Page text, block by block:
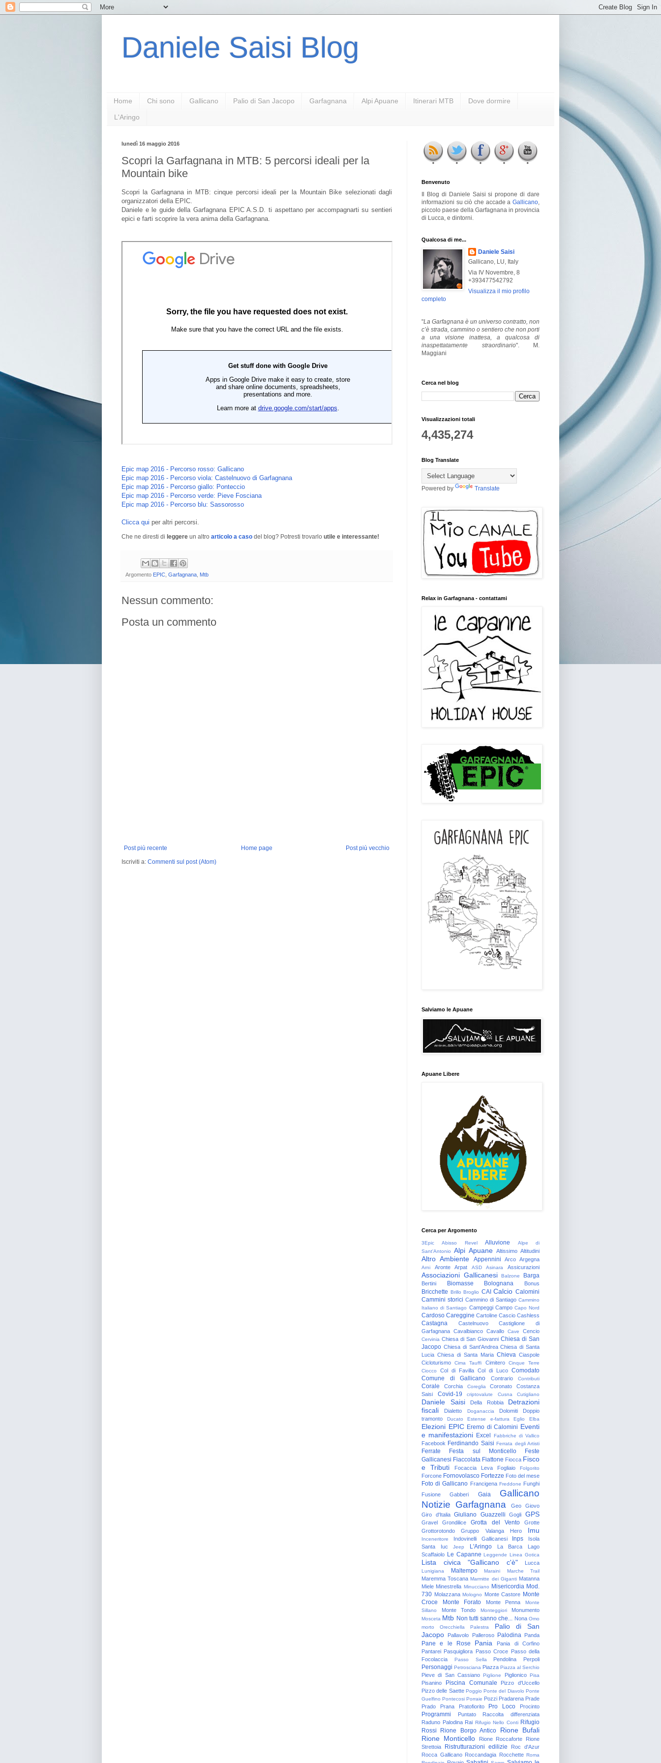
Daniele Saisi Blog
Home Chi sono Gallicano Palio di San Jacopo Garfagnana Alpi Apuane Itinerari MTB Dove dormire
L'Aringo
lunedì 16 maggio 2016
Scopri la Garfagnana in MTB: 5 percorsi ideali per la
Mountain bike
Scopri la Garfagnana in MTB: cinque percorsi ideali per la Mountain Bike selezionati dagli
organizzatori della EPIC.
Daniele e le guide della Garfagnana EPIC A.S.D. ti aspettano per accompagnarti su sentieri
epici e farti scoprire la vera anima della Garfagnana.
Epic map 2016 - Percorso rosso: Gallicano
Epic map 2016 - Percorso viola: Castelnuovo di Garfagnana
Epic map 2016 - Percorso giallo: Ponteccio
Epic map 2016 - Percorso verde: Pieve Fosciana
Epic map 2016 - Percorso blu: Sassorosso
Clicca qui per altri percorsi.
Che ne diresti di leggere un altro articolo a caso del blog? Potresti trovarlo utile e interessante!
Argomento EPIC Garfagnana Mtb
Nessun commento:
Posta un commento
Post più recente Post più vecchio
Home page
Iscriviti a: Commenti sul post (Atom)
Benvenuto
Il Blog di Daniele Saisi si propone di dare
informazioni su ciò che accade a Gallicano
piccolo paese della Garfagnana in provincia
di Lucca, e dintorni.
Qualcosa di me...
Daniele Saisi
Gallicano, LU, Italy
Via IV Novembre, 8
+393477542792
Visualizza il mio profilo
completo
"La Garfagnana è un universo contratto, non
c’è strada, cammino o sentiero che non porti
a una visione inattesa, a qualcosa di
inaspettatamente straordinario". M.
Maggiani
Cerca nel blog
Visualizzazioni totali
4,435,274
Blog Translate
Powered by Translate
Relax in Garfagnana - contattami
Salviamo le Apuane
Apuane Libere
Cerca per Argomento
3Epic Abisso Revel Alluvione
Alpe di
Sant'Antonio
Alpi Apuane Altissimo Altitudini
Altro Ambiente Appennini Arco Argegna
Arni Aronte Arpat ASD Asinara Assicurazioni
Associazioni Gallicanesi Balzone Barga
Bertini Biomasse Bolognana Bonus
Bricchette Brillo Broglio CAI Calcio Calomini
Cammini storici Cammino di Santiago Cammino
Italiano di Santiago Campeggi Campo Capo Nord
Cardoso Careggine Cartoline Cascio Cashless
Castagna Castelnuovo
Castiglione di
Garfagnana Cavalbianco Cavallo Cave Cencio
Cervinia Chiesa di San Giovanni Chiesa di San
Jacopo Chiesa di Sant'Andrea Chiesa di Santa
Lucia Chiesa di Santa Maria Chieva Ciaspole
Cicloturismo
Cima Tauffi Cimitero
Cinque Terre
Ciocco
Col di Favilla Col di Luco Comodato
Comune di Gallicano
Contrario Contributi
Corale Corchia Coreglia Coronato
Costanza
Saisi
Covid-19 criptovalute Cusna Cutigliano
Daniele Saisi Della Robbia
Detrazioni
fiscali
Dialetto Doganaccia Dolomiti
Doppio
tramonto
Ducato Estense e-fattura Eglio Elba
Elezioni EPIC Eremo di Calomini Eventi
e manifestazioni Excel Fabbriche di Vallico
Facebook Ferdinando Saisi Ferrata degli Artisti
Ferrate Festa sul Monticello
Feste
Gallicanesi Fiaccolata Fiattone Fiocca Fisco
e Tributi
Focaccia Leva Fogliaio Folgorito
Forcone Fornovolasco Fortezze Foto del mese
Foto di Gallicano Francigena Freddone Funghi
Fusione
Gabberi Gaia
Gallicano
Notizie Garfagnana Geo
Giovo
Giro d'Italia
Giuliano Guazzelli Gogli GPS
Gravel Grondilice Grotta del Vento
Grotte
Grottorotondo
Gruppo Valanga Hero Imu
Inceneritore Indovinelli Gallicanesi Inps
Isola
Santa
Iuc Jeep L'Aringo La Barca
Lago
Scaffaiolo Le Capanne Leggende Linea Gotica
Lista civica "Gallicano c'è" Lucca
Lunigiana Maltempo Maraini Marche Trail
Maremma Toscana Marmitte dei Giganti Matanna
Miele Minestrella Minucciano Misericordia Mod.
730 Molazzana Mologno Monte Castore Monte
Croce
Monte Forato Monte Penna
Monte
Sillano
Monte Tondo Monteggiori Monumento
Mosceta Mtb Non tutti sanno che... Nona Omo
morto
Orecchiella Palestra
Palio di San
Jacopo
Pallavolo Palleroso Palodina Panda
Pane e le Rose Pania
Pania di Corfino
Pantarei Pasquigliora Passo Croce Passo della
Focolaccia
Passo Sella Pendolina Perpoli
Personaggi Petrosciana Piazza Piazza al Serchio
Pieve di San Cassiano Piglione Piglionico Pisa
Pisanino Piscina Comunale
Pizzo d'Uccello
Pizzo delle Saette Poggio Ponte del Diavolo Ponte
Guelfino Pontecosi Porraie Pozzi Pradarena Prade
Prado
Prana Pratofiorito Pro Loco Procinto
Programmi Puntato
Raccolta differenziata
Raduno Palodina Rai Rifugio Nello Conti Rifugio
Rossi
Rione Borgo Antico
Rione Bufali
Rione Monticello
Rione Roccaforte
Rione
Strettoia
Ristrutturazioni edilizie
Roc d'Azur
Rocca Gallicano Roccandagia Rocchette Roma